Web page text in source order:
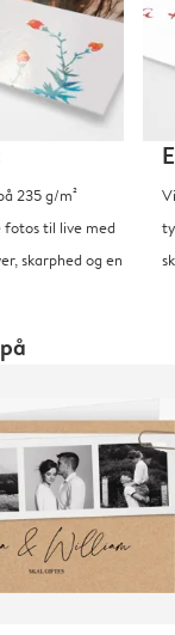
235 g/m²
til live med
skarphed og en